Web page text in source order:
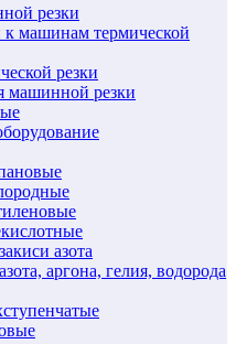
резки
к машинам термической
резки
машинной резки
азота
аргона, гелия, водорода